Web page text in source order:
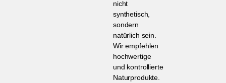
nicht
synthetisch,
sondern
natürlich sein.
Wir empfehlen
hochwertige
und kontrollierte
Naturprodukte.